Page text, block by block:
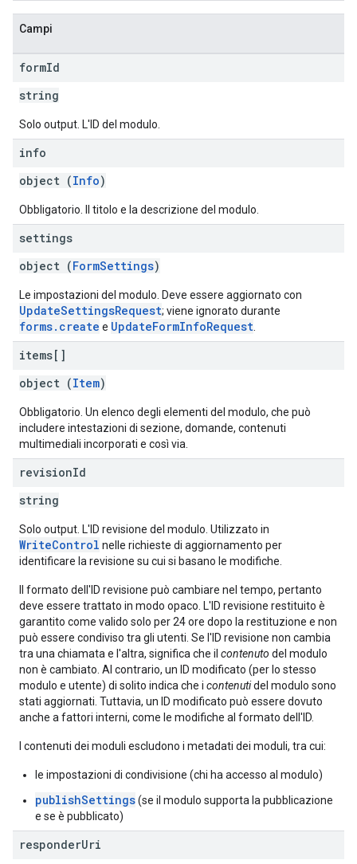
Campi
formId
string
Solo output. L'ID del modulo.
info
object (Info)
Obbligatorio. Il titolo e la descrizione del modulo.
settings
object (FormSettings)
Le impostazioni del modulo. Deve essere aggiornato con
UpdateSettingsRequest; viene ignorato durante
forms.create e UpdateFormInfoRequest
items[]
object (Item)
Obbligatorio. Un elenco degli elementi del modulo, che può
includere intestazioni di sezione, domande, contenuti
multimediali incorporati e così via.
revisionId
string
Solo output. L'ID revisione del modulo. Utilizzato in
WriteControl nelle richieste di aggiornamento per
identificare la revisione su cui si basano le modifiche.
Il formato dell'ID revisione può cambiare nel tempo, pertanto
deve essere trattato in modo opaco. L'ID revisione restituito è
garantito come valido solo per 24 ore dopo la restituzione e non
può essere condiviso tra gli utenti. Se l'ID revisione non cambia
tra una chiamata e l'altra, significa che il contenuto del modulo
non è cambiato. Al contrario, un ID modificato (per lo stesso
modulo e utente) di solito indica che i contenutidel modulo sono
stati aggiornati. Tuttavia, un ID modificato può essere dovuto
anche a fattori interni, come le modifiche al formato dell'ID.
I contenuti dei moduli escludono i metadati dei moduli, tra cui:
le impostazioni di condivisione (chi ha accesso al modulo)
publishSettings(se il modulo supporta la pubblicazione
e se è pubblicato)
responderUri